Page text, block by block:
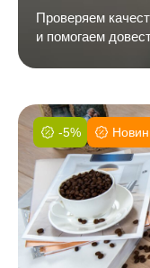
Проверяем
и помогаем
-5%
Фаска:
Соединение:
Обработка:
Длина:
Ширина:
Толщина: